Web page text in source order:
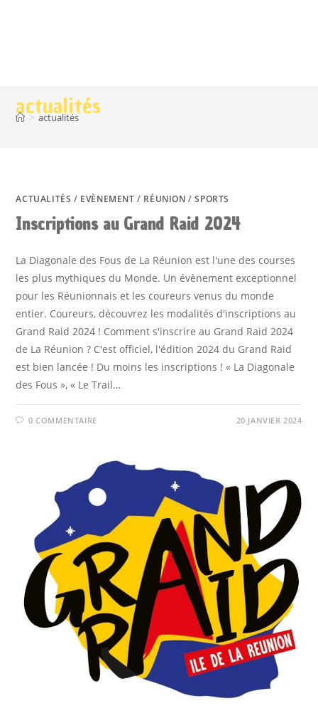
actualités
> actualités
ACTUALITÉS / EVÈNEMENT / RÉUNION /SPORTS
Inscriptions au Grand Raid 2024
La Diagonale des Fous de La Réunion est l'une des courses
les plus mythiques du Monde. Un évènement exceptionnel
pour les Réunionnais et les coureurs venus du monde
entier. Coureurs, découvrez les modalités d'inscriptions au
Grand Raid 2024 ! Comment s'inscrire au Grand Raid 2024
de La Réunion ? C'est officiel, l'édition 2024 du Grand Raid
est bien lancée ! Du moins les inscriptions ! « La Diagonale
des Fous », « Le Trail…
0 COMMENTAIRE 20 JANVIER 2024